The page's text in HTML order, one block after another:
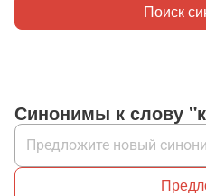
Поиск
Синонимы к слову